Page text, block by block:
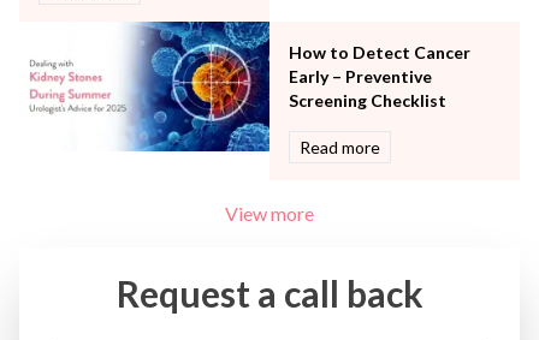
How to Detect Cancer
Early – Preventive
Screening Checklist
Read more
View more
Request a call back